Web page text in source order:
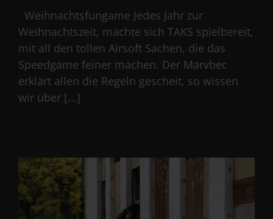
Weihnachtsfungame Jedes Jahr zur
Weihnachtszeit, machte sich TAKS spielbereit,
mit all den tollen Airsoft Sachen, die das
Speedgame feiner machen. Der Marvbec
erklärt allen die Regeln gescheit, so wissen
wir über [...]